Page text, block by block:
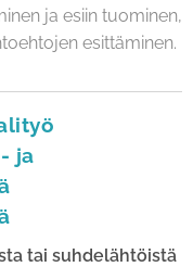
ja esiin tuominen,
esittäminen.
ja
tai suhdelähtöistä